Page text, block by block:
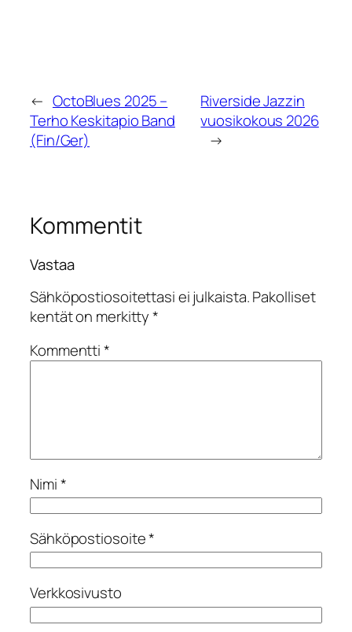
← OctoBlues 2025 –
Terho Keskitapio Band
(Fin/Ger)
Riverside Jazzin
vuosikokous 2026
→
Kommentit
Vastaa
Sähköpostiosoitettasi ei julkaista.Pakolliset
kentät on merkitty*
Kommentti*
Nimi*
Sähköpostiosoite*
Verkkosivusto